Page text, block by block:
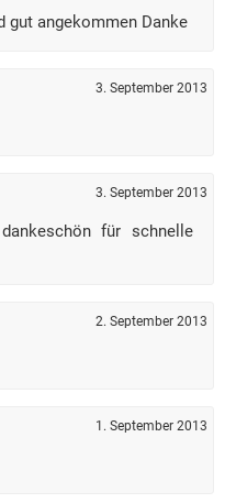
gut angekommen Danke
3. September 2013
3. September 2013
für schnelle
2. September 2013
1. September 2013